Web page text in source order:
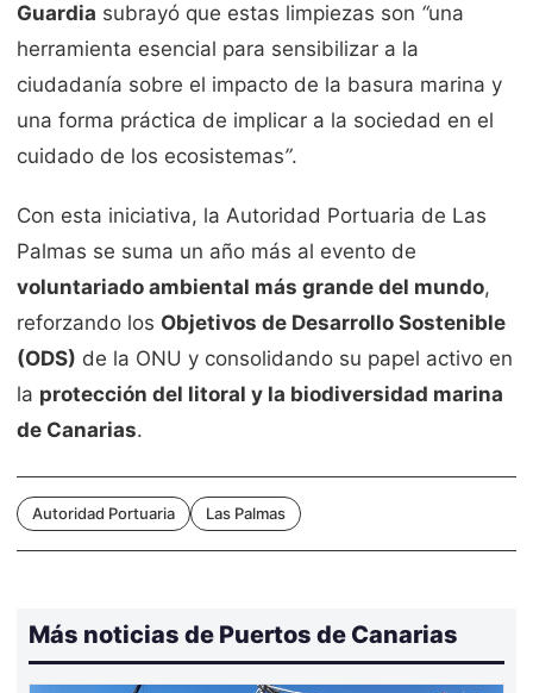
Guardia subrayó que estas limpiezas son “una
herramienta esencial para sensibilizar a la
ciudadanía sobre el impacto de la basura marina y
una forma práctica de implicar a la sociedad en el
cuidado de los ecosistemas”.
Con esta iniciativa, la Autoridad Portuaria de Las
Palmas se suma un año más al evento de
voluntariado ambiental más grande del mundo,
reforzando los Objetivos de Desarrollo Sostenible
(ODS) de la ONU y consolidando su papel activo en
la protección del litoral y la biodiversidad marina
de Canarias.
Autoridad Portuaria Las Palmas
Más noticias de Puertos de Canarias